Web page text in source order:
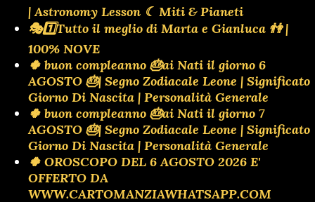
| Astronomy Lesson ☾ Miti & Pianeti
🎭1️⃣Tutto il meglio di Marta e Gianluca 👫 |
100% NOVE
🍀 buon compleanno 🎂ai Nati il giorno 6
AGOSTO 🎂| Segno Zodiacale Leone | Significato
Giorno Di Nascita | Personalità Generale
🍀 buon compleanno 🎂ai Nati il giorno 7
AGOSTO 🎂| Segno Zodiacale Leone | Significato
Giorno Di Nascita | Personalità Generale
🍀 OROSCOPO DEL 6 AGOSTO 2026 E'
OFFERTO DA
WWW.CARTOMANZIAWHATSAPP.COM